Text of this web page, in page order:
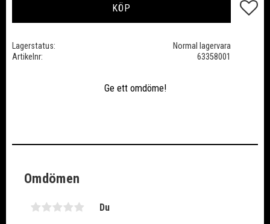
KÖP Lägg
Lagerstatus
Normal lagervara
Artikelnr
63358001
Ge ett omdöme!
Omdömen
Du